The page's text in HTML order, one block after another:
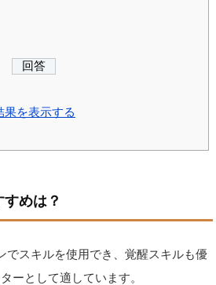
果を表示する
めは？
でスキルを使用でき、覚醒スキルも優
ーとして適しています。